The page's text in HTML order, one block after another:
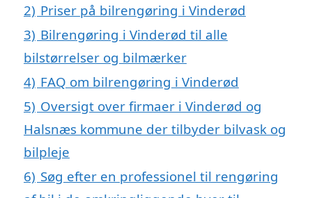
2) Priser på bilrengøring i Vinderød
3) Bilrengøring i Vinderød til alle
bilstørrelser og bilmærker
4) FAQ om bilrengøring i Vinderød
5) Oversigt over firmaer i Vinderød og
Halsnæs kommune der tilbyder bilvask og
bilpleje
6) Søg efter en professionel til rengøring